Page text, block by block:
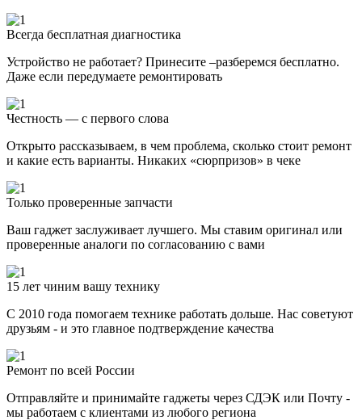
Всегда бесплатная диагностика
Устройство не работает? Принесите –разберемся бесплатно.
Даже если передумаете ремонтировать
Честность — с первого слова
Открыто рассказываем, в чем проблема, сколько стоит ремонт
и какие есть варианты. Никаких «сюрпризов» в чеке
Только проверенные запчасти
Ваш гаджет заслуживает лучшего. Мы ставим оригинал или
проверенные аналоги по согласованию с вами
15 лет чиним вашу технику
С 2010 года помогаем технике работать дольше. Нас советуют
друзьям - и это главное подтверждение качества
Ремонт по всей России
Отправляйте и принимайте гаджеты через СДЭК или Почту -
мы работаем с клиентами из любого региона